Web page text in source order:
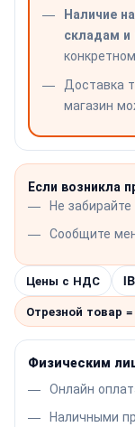
Наличие
складам и
Доставка
магазин
Если возникла
Не
Сообщите
Цены с НДС
Отрезной товар =
Физическим
Онлайн
Наличными